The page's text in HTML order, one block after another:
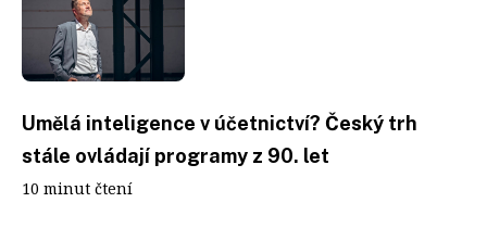
Umělá inteligence v účetnictví? Český trh
stále ovládají programy z 90. let
10 minut čtení